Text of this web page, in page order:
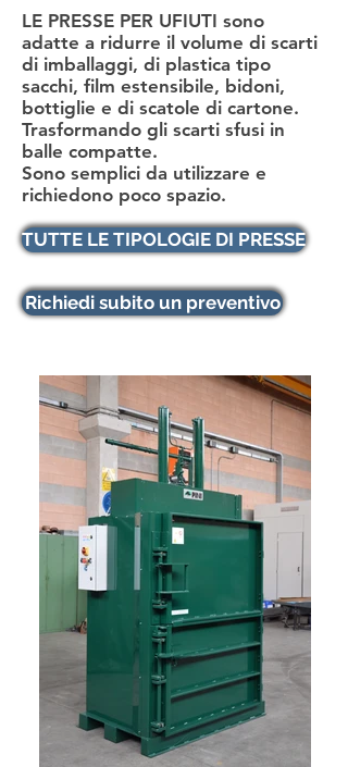
LE PRESSE PER UFIUTI sono
adatte a ridurre il volume di scarti
di imballaggi, di plastica tipo
sacchi, film estensibile, bidoni,
bottiglie e di scatole di cartone.
Trasformando gli scarti sfusi in
balle compatte.
Sono semplici da utilizzare e
richiedono poco spazio.
TUTTE LE TIPOLOGIE DI PRESSE
Richiedi subito un preventivo